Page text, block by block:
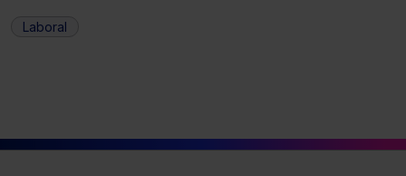
indispensables para la navegación.
Laboral